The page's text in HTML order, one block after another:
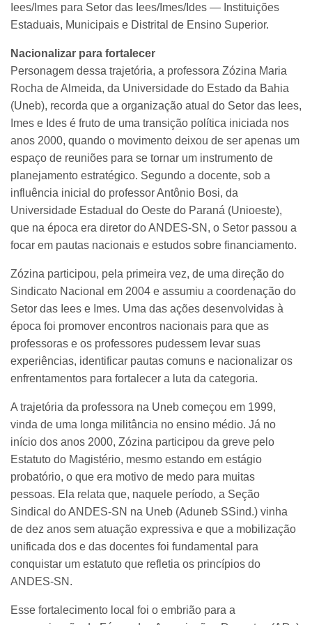
Iees/Imes para Setor das Iees/Imes/Ides — Instituições
Estaduais, Municipais e Distrital de Ensino Superior.
Nacionalizar para fortalecer
Personagem dessa trajetória, a professora Zózina Maria
Rocha de Almeida, da Universidade do Estado da Bahia
(Uneb), recorda que a organização atual do Setor das Iees,
Imes e Ides é fruto de uma transição política iniciada nos
anos 2000, quando o movimento deixou de ser apenas um
espaço de reuniões para se tornar um instrumento de
planejamento estratégico. Segundo a docente, sob a
influência inicial do professor Antônio Bosi, da
Universidade Estadual do Oeste do Paraná (Unioeste),
que na época era diretor do ANDES-SN, o Setor passou a
focar em pautas nacionais e estudos sobre financiamento.
Zózina participou, pela primeira vez, de uma direção do
Sindicato Nacional em 2004 e assumiu a coordenação do
Setor das Iees e Imes. Uma das ações desenvolvidas à
época foi promover encontros nacionais para que as
professoras e os professores pudessem levar suas
experiências, identificar pautas comuns e nacionalizar os
enfrentamentos para fortalecer a luta da categoria.
A trajetória da professora na Uneb começou em 1999,
vinda de uma longa militância no ensino médio. Já no
início dos anos 2000, Zózina participou da greve pelo
Estatuto do Magistério, mesmo estando em estágio
probatório, o que era motivo de medo para muitas
pessoas. Ela relata que, naquele período, a Seção
Sindical do ANDES-SN na Uneb (Aduneb SSind.) vinha
de dez anos sem atuação expressiva e que a mobilização
unificada dos e das docentes foi fundamental para
conquistar um estatuto que refletia os princípios do
ANDES-SN.
Esse fortalecimento local foi o embrião para a